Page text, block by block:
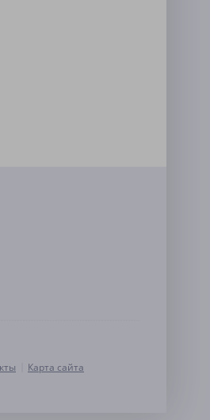
Карта сайта